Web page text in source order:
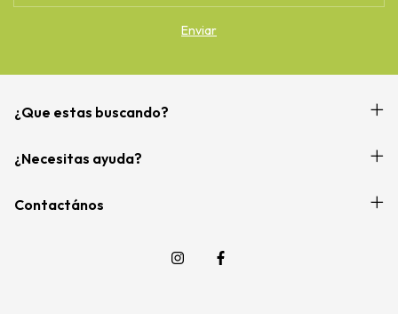
¿Que estas buscando?
¿Necesitas ayuda?
Contactános